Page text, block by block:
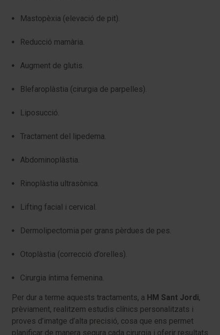
Mastopèxia (elevació de pit).
Reducció mamària.
Augment de glutis.
Blefaroplàstia (cirurgia de parpelles).
Liposucció.
Tractament del lipedema.
Abdominoplàstia.
Rinoplàstia ultrasònica.
Lifting facial i cervical.
Dermolipectomia per grans pèrdues de pes.
Otoplàstia (correcció d’orelles).
Cirurgia íntima femenina.
Per dur a terme aquests tractaments, a HM Sant Jordi,
prèviament, realitzem estudis clínics personalitzats i
proves d’imatge d’alta precisió, cosa que ens permet
planificar de manera segura cada cirurgia i oferir resultats